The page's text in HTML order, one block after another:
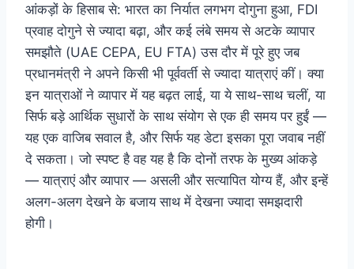
आंकड़ों के हिसाब से: भारत का निर्यात लगभग दोगुना हुआ, FDI
प्रवाह दोगुने से ज्यादा बढ़ा, और कई लंबे समय से अटके व्यापार
समझौते (UAE CEPA, EU FTA) उस दौर में पूरे हुए जब
प्रधानमंत्री ने अपने किसी भी पूर्ववर्ती से ज्यादा यात्राएं कीं। क्या
इन यात्राओं ने व्यापार में यह बढ़त लाई, या ये साथ-साथ चलीं, या
सिर्फ बड़े आर्थिक सुधारों के साथ संयोग से एक ही समय पर हुईं —
यह एक वाजिब सवाल है, और सिर्फ यह डेटा इसका पूरा जवाब नहीं
दे सकता। जो स्पष्ट है वह यह है कि दोनों तरफ के मुख्य आंकड़े
— यात्राएं और व्यापार — असली और सत्यापित योग्य हैं, और इन्हें
अलग-अलग देखने के बजाय साथ में देखना ज्यादा समझदारी
होगी।